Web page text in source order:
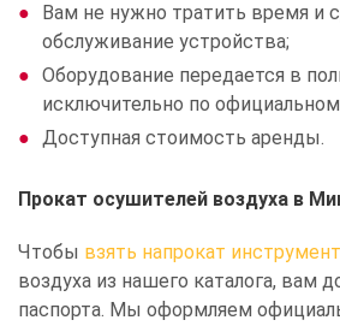
Вам не нужно тратить время и
обслуживание устройства;
Оборудование передается в
исключительно по
Доступная стоимость аренды.
Прокат осушителей воздуха в
Чтобы взять напрокат инструмент
воздуха из нашего каталога, вам
паспорта. Мы оформляем